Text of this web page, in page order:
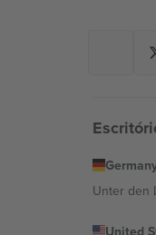
Unter den
United